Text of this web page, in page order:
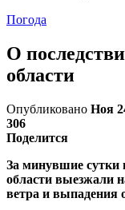
Погода
О
области
Опубликовано Ноя
306
Поделится
За минувшие сутки
области выезжали
ветра и выпадения